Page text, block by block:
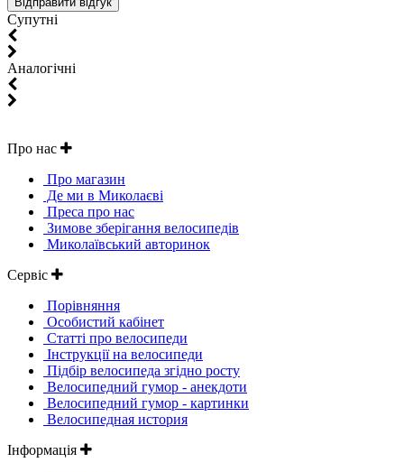
Супутні
Aналогічні
Про нас
Про магазин
Де ми в Миколаєві
Преса про нас
Зимове зберігання велосипедів
Миколаївський авторинок
Сервіс
Порівняння
Особистий кабінет
Статті про велосипеди
Інструкції на велосипеди
Підбір велосипеда згідно росту
Велосипедний гумор - анекдоти
Велосипедний гумор - картинки
Велосипедная история
Інформація